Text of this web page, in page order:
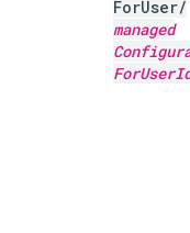
ForUser/
managed
ForUser